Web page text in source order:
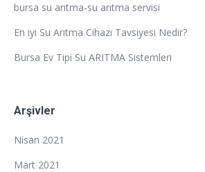
bursa su arıtma-su arıtma servisi
En iyi Su Arıtma Cihazı Tavsiyesi Nedir?
Bursa Ev Tipi Su ARITMA Sistemleri
Arşivler
Nisan 2021
Mart 2021